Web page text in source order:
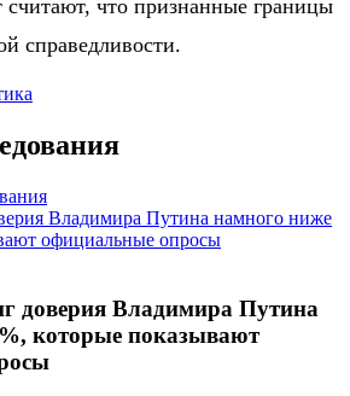
считают, что признанные границы
справедливости.
Владимира Путина намного ниже
официальные опросы
доверия Владимира Путина
которые показывают